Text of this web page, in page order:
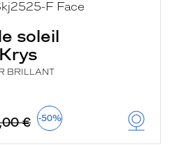
soleil
BRILLANT
€ -50%